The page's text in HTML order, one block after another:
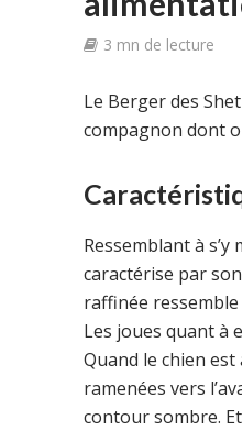
3 mn de lecture
Le Berger des
compagnon dont
Ressemblant à
caractérise par
raffinée ressemble
Les joues quant à
Quand le chien
ramenées vers
contour sombre.